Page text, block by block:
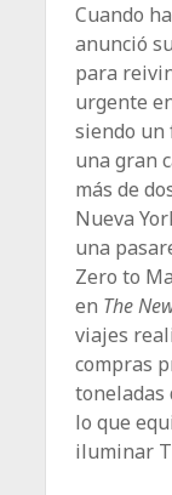
Cuando
anunció
para
urgente
siendo un
una gran
más de
Nueva
una
Zero to
en The
viajes
compras
toneladas
lo que
iluminar